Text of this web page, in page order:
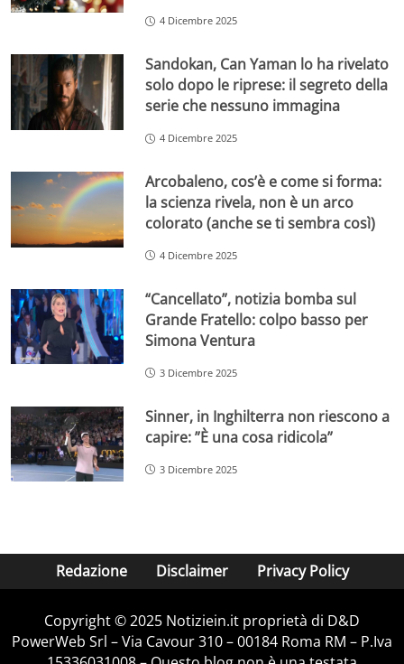
4 Dicembre 2025
Sandokan, Can Yaman lo ha rivelato
solo dopo le riprese: il segreto della
serie che nessuno immagina
4 Dicembre 2025
Arcobaleno, cos’è e come si forma:
la scienza rivela, non è un arco
colorato (anche se ti sembra così)
4 Dicembre 2025
“Cancellato”, notizia bomba sul
Grande Fratello: colpo basso per
Simona Ventura
3 Dicembre 2025
Sinner, in Inghilterra non riescono a
capire: ”È una cosa ridicola”
3 Dicembre 2025
Redazione Disclaimer Privacy Policy
Copyright © 2025 Notiziein.it proprietà di D&D
PowerWeb Srl – Via Cavour 310 – 00184 Roma RM – P.Iva